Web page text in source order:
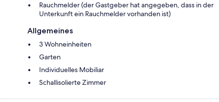
Rauchmelder (der Gastgeber hat angegeben, dass in der
Unterkunft ein Rauchmelder vorhanden ist)
Allgemeines
3 Wohneinheiten
Garten
Individuelles Mobiliar
Schallisolierte Zimmer